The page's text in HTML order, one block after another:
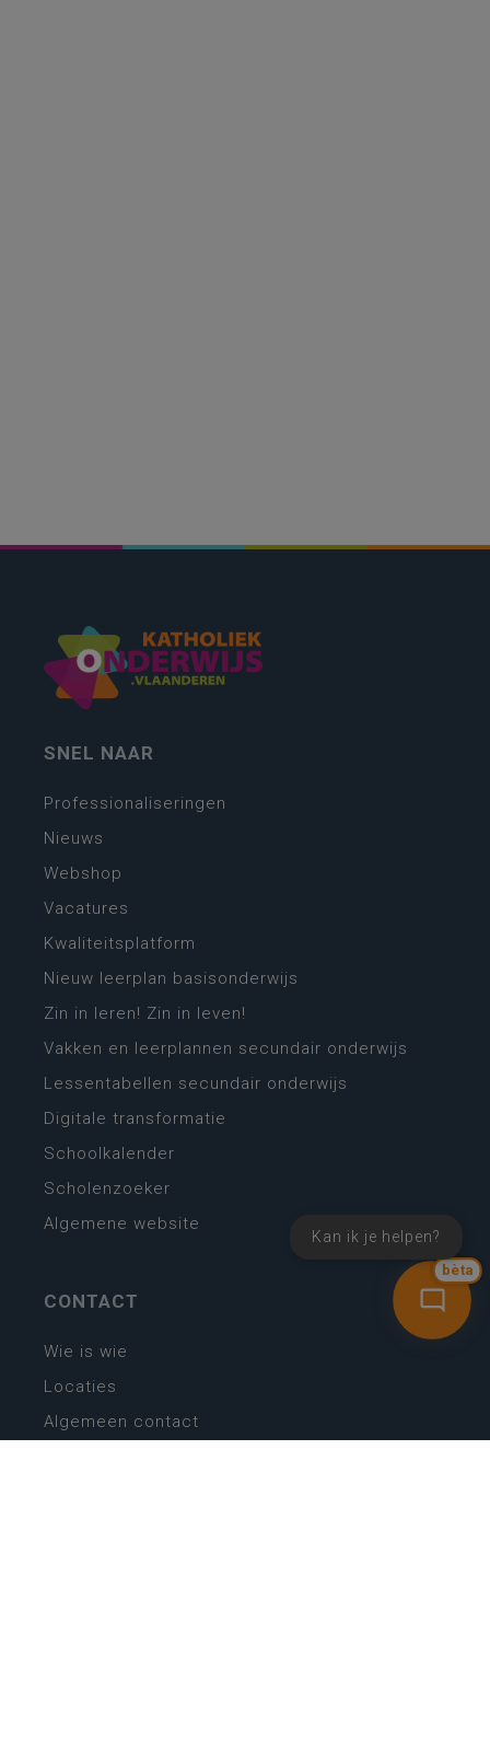
bèta
Kan ik je helpen?
SNEL NAAR
Professionaliseringen
Nieuws
Webshop
Vacatures
Kwaliteitsplatform
Nieuw leerplan basisonderwijs
Zin in leren! Zin in leven!
Vakken en leerplannen secundair onderwijs
Lessentabellen secundair onderwijs
Digitale transformatie
Schoolkalender
Scholenzoeker
Algemene website
CONTACT
Wie is wie
Locaties
Algemeen contact